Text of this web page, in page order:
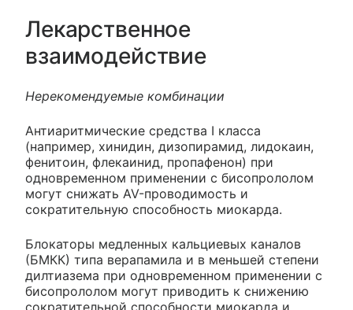
Лекарственное
взаимодействие
Нерекомендуемые комбинации
Антиаритмические средства I класса
(например, хинидин, дизопирамид, лидокаин,
фенитоин, флекаинид, пропафенон) при
одновременном применении с бисопрололом
могут снижать AV-проводимость и
сократительную способность миокарда.
Блокаторы медленных кальциевых каналов
(БМКК) типа верапамила и в меньшей степени
дилтиазема при одновременном применении с
бисопрололом могут приводить к снижению